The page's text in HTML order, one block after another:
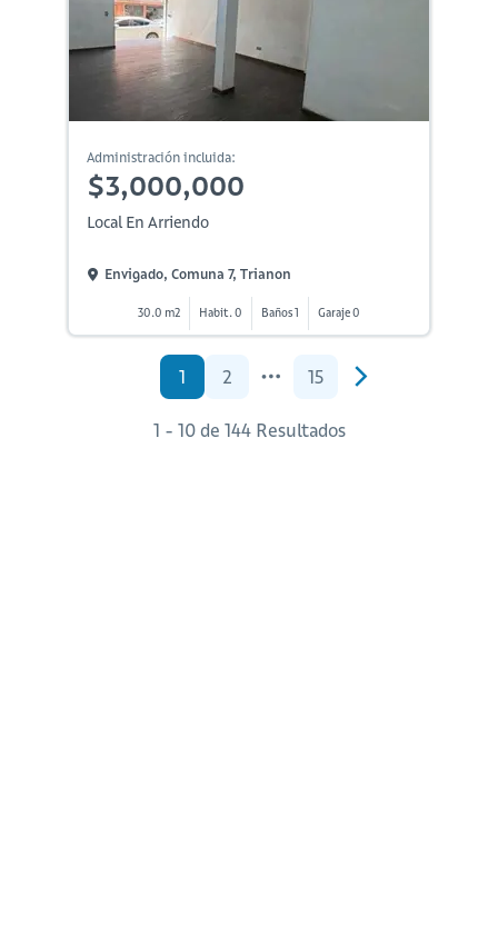
Administración incluida:
$3,000,000
Local En Arriendo
Envigado, Comuna 7, Trianon
30.0 m2 Habit. 0 Baños 1 Garaje 0
1 2 15
1 - 10 de 144 Resultados